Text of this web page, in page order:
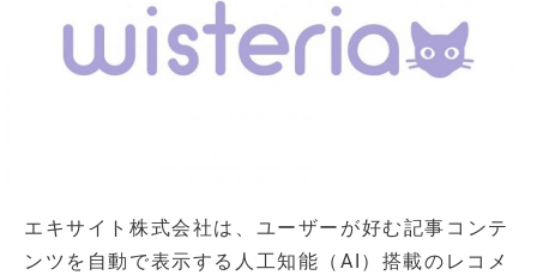
エキサイト株式会社は、ユーザーが好む記事コンテ
ンツを自動で表示する人工知能（AI）搭載のレコメ